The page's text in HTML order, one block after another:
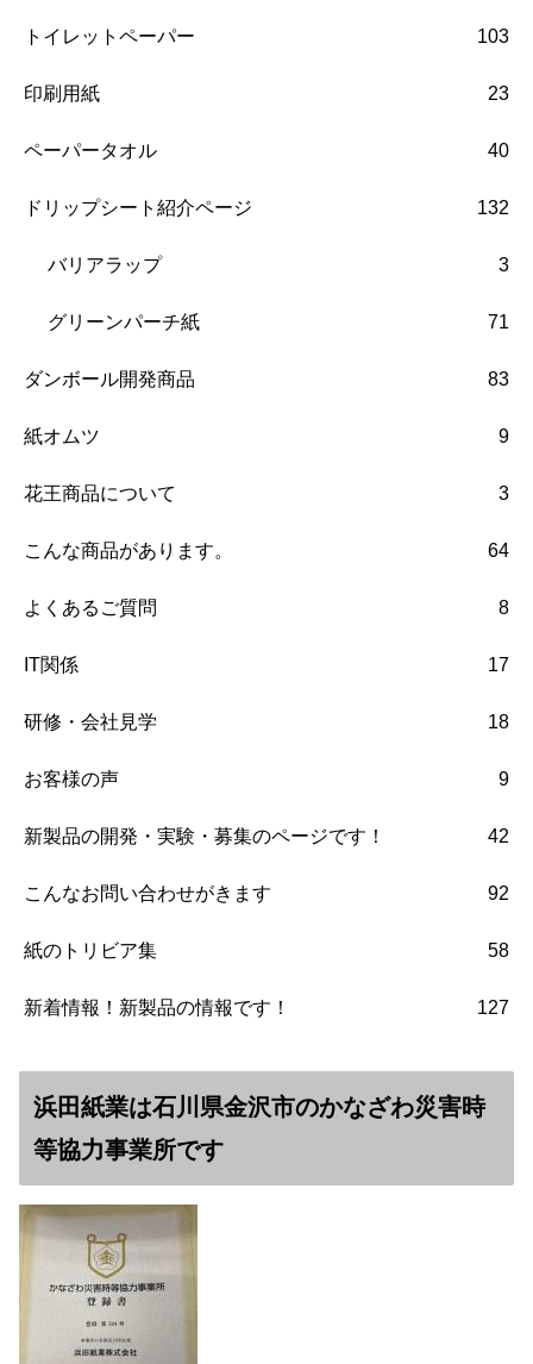
トイレットペーパー 103
印刷用紙 23
ペーパータオル 40
ドリップシート紹介ページ 132
バリアラップ 3
グリーンパーチ紙 71
ダンボール開発商品 83
紙オムツ 9
花王商品について 3
こんな商品があります。 64
よくあるご質問 8
IT関係 17
研修・会社見学 18
お客様の声 9
新製品の開発・実験・募集のページです！ 42
こんなお問い合わせがきます 92
紙のトリビア集 58
新着情報！新製品の情報です！ 127
浜田紙業は石川県金沢市のかなざわ災害時
等協力事業所です